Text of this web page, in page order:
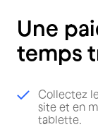
Une
temps
Collectez
site et en
tablette.